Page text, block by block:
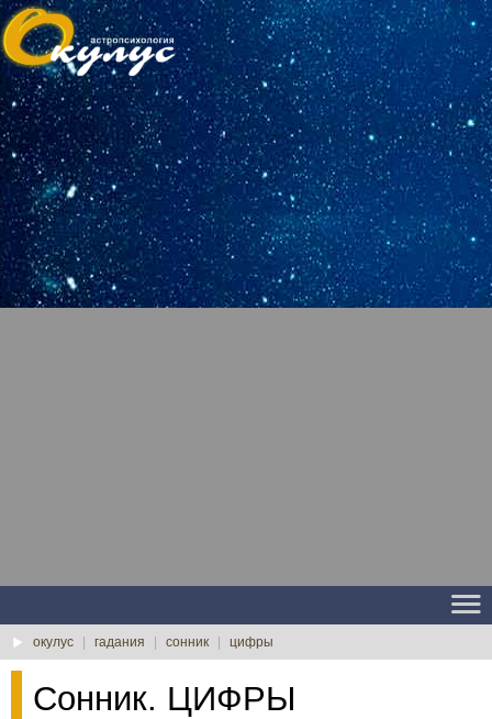
окулус гадания сонник цифры
Сонник. ЦИФРЫ